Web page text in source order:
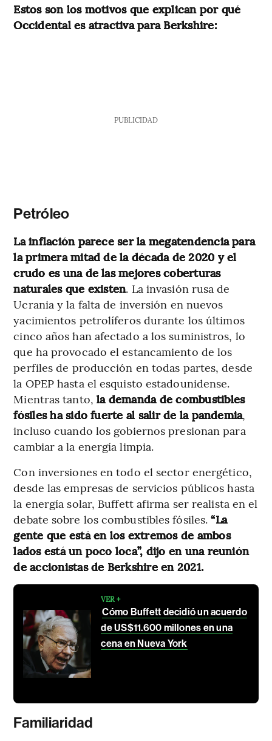
Estos son los motivos que explican por qué
Occidental es atractiva para Berkshire:
PUBLICIDAD
Petróleo
La inflación parece ser la megatendencia para
la primera mitad de la década de 2020 y el
crudo es una de las mejores coberturas
naturales que existen. La invasión rusa de
Ucrania y la falta de inversión en nuevos
yacimientos petrolíferos durante los últimos
cinco años han afectado a los suministros, lo
que ha provocado el estancamiento de los
perfiles de producción en todas partes, desde
la OPEP hasta el esquisto estadounidense.
Mientras tanto, la demanda de combustibles
fósiles ha sido fuerte al salir de la pandemia,
incluso cuando los gobiernos presionan para
cambiar a la energía limpia.
Con inversiones en todo el sector energético,
desde las empresas de servicios públicos hasta
la energía solar, Buffett afirma ser realista en el
debate sobre los combustibles fósiles.“La
gente que está en los extremos de ambos
lados está un poco loca”, dijo en una reunión
de accionistas de Berkshire en 2021.
VER +
Cómo Buffett decidió un acuerdo
de US$11.600 millones en una
cena en Nueva York
Familiaridad